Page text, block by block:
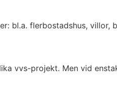
bl.a. flerbostadshus,
vvs-projekt. Men vid